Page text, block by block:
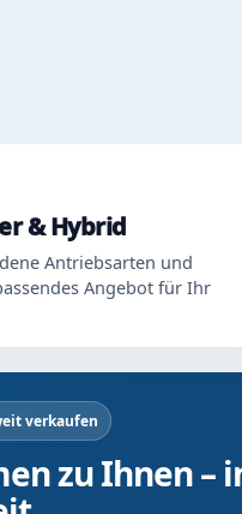
& Hybrid
Antriebsarten und
Angebot für Ihr
verkaufen
zu Ihnen –